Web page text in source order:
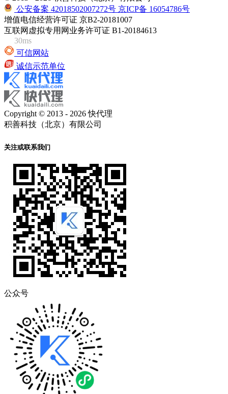
公安备案 42018502007272号 京ICP备 16054786号
增值电信经营许可证 京B2-20181007
互联网虚拟专用网业务许可证 B1-20184613
30ms
可信网站
诚信示范单位
Copyright © 2013 - 2026 快代理
积善科技（北京）有限公司
关注或联系我们
公众号